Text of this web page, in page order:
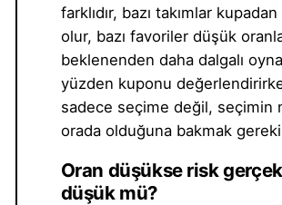
farklıdır, bazı takımlar
olur, bazı favoriler düşük
beklenenden daha dalgalı
yüzden kuponu
sadece seçime değil, seçimin
orada olduğuna bakmak
Oran düşükse risk
düşük mü?